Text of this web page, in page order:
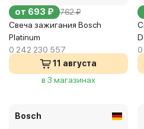
от 693 ₽ 762 ₽
Свеча зажигания Bosch
Platinum
0 242 230 557
11 августа
в 3 магазинах
Bosch